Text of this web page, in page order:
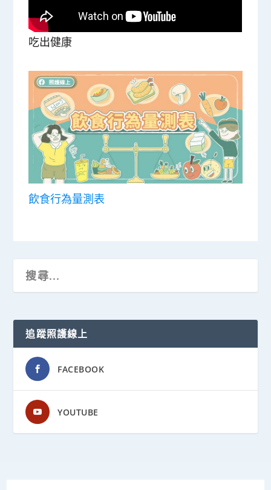
吃出健康
飲食行為量測表
追蹤照護線上
FACEBOOK
YOUTUBE